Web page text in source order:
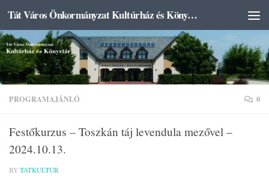
Skip to content Tát Város Önkormányzat Kultúrház és Könyvtár
PROGRAMAJÁNLÓ 0
Festőkurzus – Toszkán táj levendula mezővel –
2024.10.13.
BY TATKULTUR